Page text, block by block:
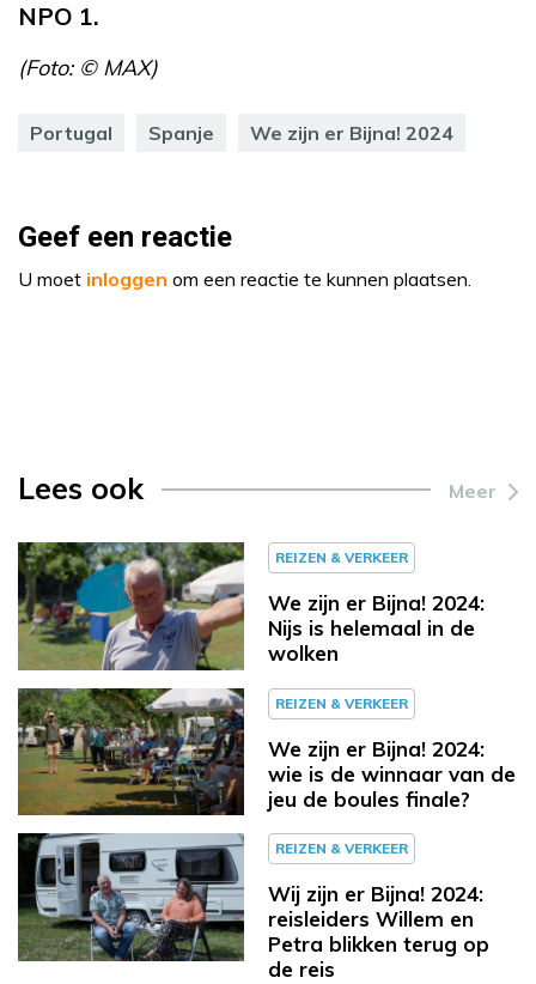
NPO 1.
(Foto: © MAX)
Portugal Spanje We zijn er Bijna! 2024
Geef een reactie
U moet inloggen om een reactie te kunnen plaatsen.
Lees ook Meer
REIZEN & VERKEER
We zijn er Bijna! 2024:
Nijs is helemaal in de
wolken
REIZEN & VERKEER
We zijn er Bijna! 2024:
wie is de winnaar van de
jeu de boules finale?
REIZEN & VERKEER
Wij zijn er Bijna! 2024:
reisleiders Willem en
Petra blikken terug op
de reis